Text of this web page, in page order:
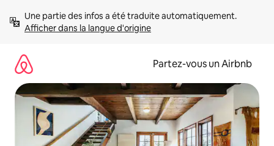
directement
Afficher dans la langue d'origine
Partez-vous un Airbnb